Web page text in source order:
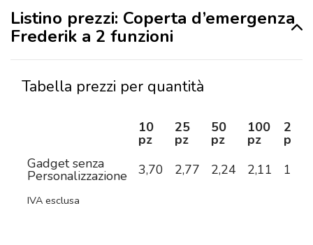
Listino prezzi: Coperta d’emergenza
Frederik a 2 funzioni
Tabella prezzi per quantità
10
pz
25
pz
50
pz
100
pz
250
pz
Gadget senza
Personalizzazione 3,70 2,77 2,24 2,11 1,95
IVA esclusa